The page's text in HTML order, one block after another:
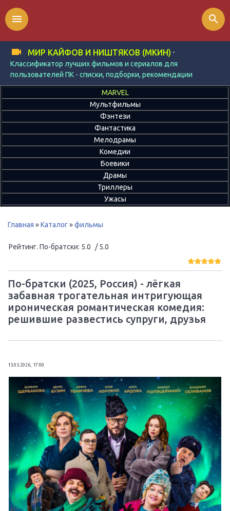
МИР КАЙФОВ И НИШТЯКОВ (МКИН) -
Классификатор лучших фильмов и сериалов для
пользователей ПК - списки, подборки, рекомендации
menu search
MARVEL
Мультфильмы
Фэнтези
Фантастика
Мелодрамы
Комедии
Боевики
Драмы
Триллеры
Ужасы
Главная »Каталог»фильмы
Рейтинг. По-братски: 5.0 / 5.0
По-братски (2025, Россия) - лёгкая
забавная трогательная интригующая
ироническая романтическая комедия:
решившие развестись супруги, друзья
13.03.2026, 17:00